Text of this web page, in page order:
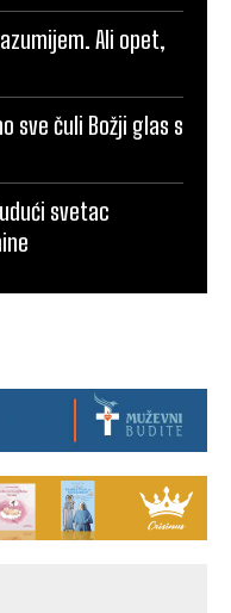
Ali opet,
sve čuli Božji glas s
svetac